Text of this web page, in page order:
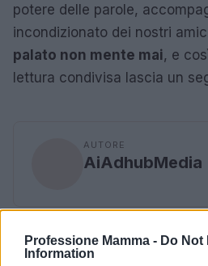
Professione Mamma - Do Not
Information
potere delle parole,
incondizionato dei nostri
palato non mente mai, e
lettura condivisa lascia un
AUTORE
AiAdhubMedia